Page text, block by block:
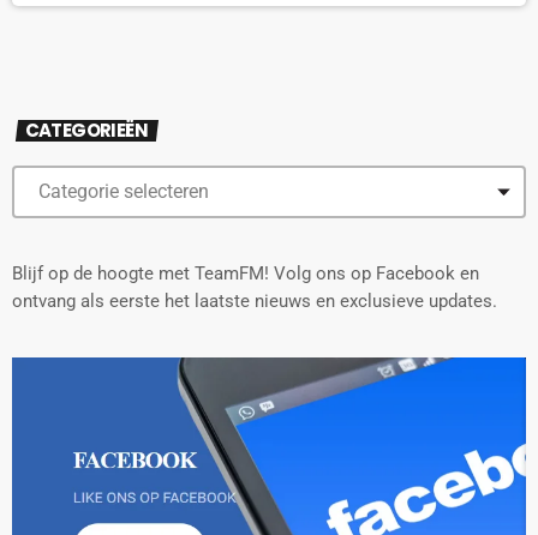
CATEGORIEËN
Blijf op de hoogte met TeamFM! Volg ons op Facebook en
ontvang als eerste het laatste nieuws en exclusieve updates.